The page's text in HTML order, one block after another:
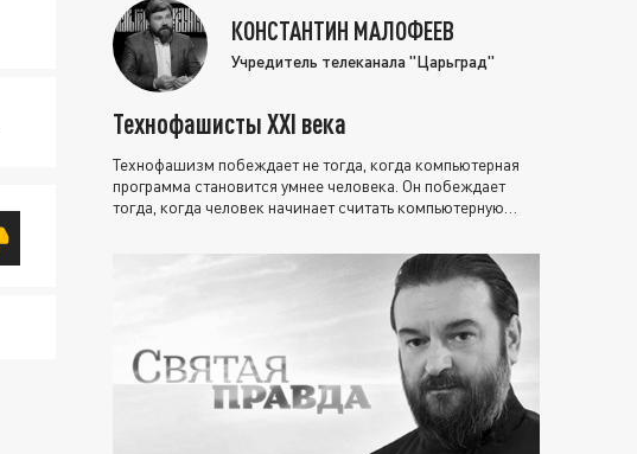
КОНСТАНТИН МАЛОФЕЕВ
Учредитель телеканала "Царьград"
Технофашисты XXI века
Технофашизм побеждает не тогда, когда компьютерная
программа становится умнее человека. Он побеждает
тогда, когда человек начинает считать компьютерную